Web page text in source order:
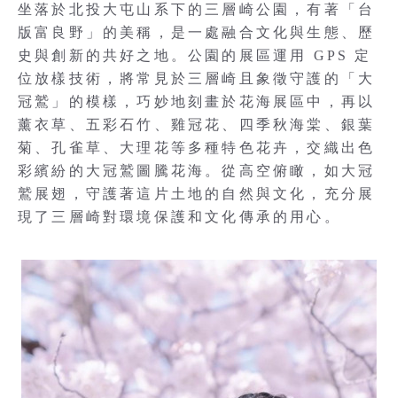
坐落於北投大屯山系下的三層崎公園，有著「台
版富良野」的美稱，是一處融合文化與生態、歷
史與創新的共好之地。公園的展區運用 GPS 定
位放樣技術，將常見於三層崎且象徵守護的「大
冠鷲」的模樣，巧妙地刻畫於花海展區中，再以
薰衣草、五彩石竹、雞冠花、四季秋海棠、銀葉
菊、孔雀草、大理花等多種特色花卉，交織出色
彩繽紛的大冠鷲圖騰花海。從高空俯瞰，如大冠
鷲展翅，守護著這片土地的自然與文化，充分展
現了三層崎對環境保護和文化傳承的用心。